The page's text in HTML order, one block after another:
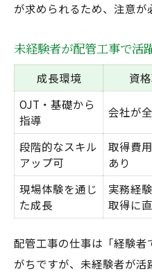
が求められるため、注意が
未経験者が配管工事で活
成長環境 資
OJT・基礎から
指導
会社が
段階的なスキル
アップ可
取得費
あり
現場体験を通じ
た成長
実務経
取得に
配管工事の仕事は「経験
がちですが、未経験者が